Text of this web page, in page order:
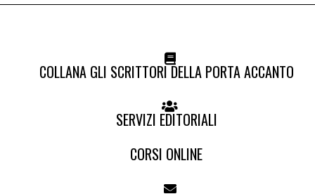
COLLANA GLI SCRITTORI DELLA PORTA ACCANTO
SERVIZI EDITORIALI
CORSI ONLINE